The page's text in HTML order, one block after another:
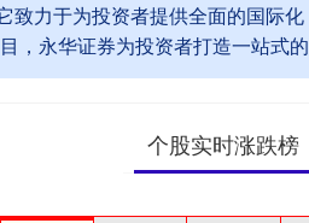
致力于为投资者提供全面的国际化
，永华证券为投资者打造一站式的
个股实时涨跌榜